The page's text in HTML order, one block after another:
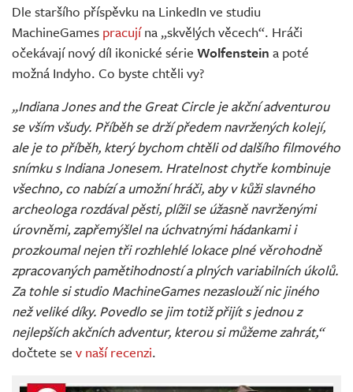
Dle staršího příspěvku na LinkedIn ve studiu
MachineGames pracujína „skvělých věcech“. Hráči
očekávají nový díl ikonické série Wolfenstein a poté
možná Indyho. Co byste chtěli vy?
„Indiana Jones and the Great Circle je akční adventurou
se vším všudy. Příběh se drží předem navržených kolejí,
ale je to příběh, který bychom chtěli od dalšího filmového
snímku s Indiana Jonesem. Hratelnost chytře kombinuje
všechno, co nabízí a umožní hráči, aby v kůži slavného
archeologa rozdával pěsti, plížil se úžasně navrženými
úrovněmi, zapřemýšlel na úchvatnými hádankami i
prozkoumal nejen tři rozhlehlé lokace plné věrohodně
zpracovaných pamětihodností a plných variabilních úkolů.
Za tohle si studio MachineGames nezaslouží nic jiného
než veliké díky. Povedlo se jim totiž přijít s jednou z
nejlepších akčních adventur, kterou si můžeme zahrát,“
dočtete se v naší recenzi.